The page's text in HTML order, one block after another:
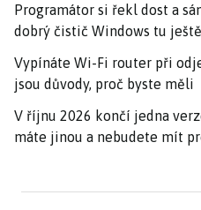
Programátor si řekl dost a
dobrý čistič Windows tu
Vypínáte Wi-Fi router při
jsou důvody, proč byste měli
V říjnu 2026 končí jedna
máte jinou a nebudete mít